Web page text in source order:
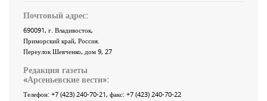
Почтовый адрес:
690091, г. Владивосток,
Приморский край, Россия
Переулок Шевченко, дом 9, 27
Редакция газеты
«Арсеньевские вести»:
Телефон: +7 (423) 240-70-21, факс: +7 (423) 240-70-22